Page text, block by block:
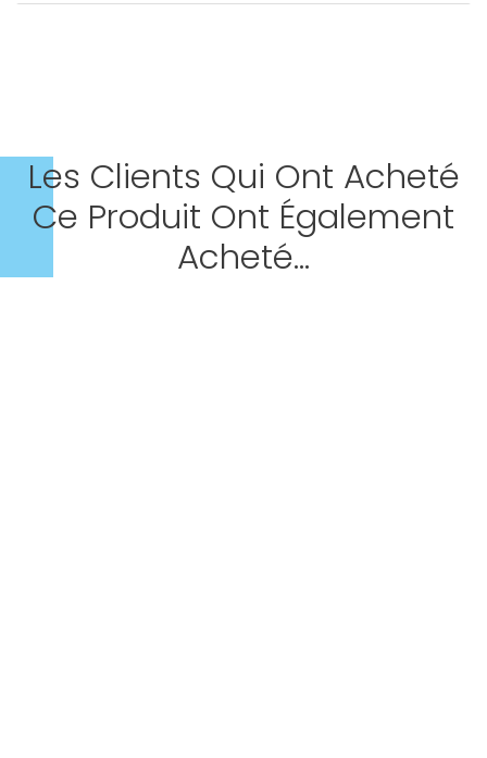
Les Clients Qui Ont Acheté
Ce Produit Ont Également
Acheté...